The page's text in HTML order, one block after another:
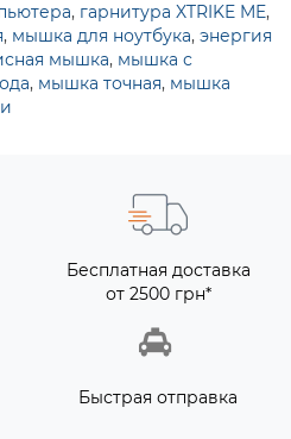
, гарнитура XTRIKE ME,
, мышка для ноутбука, энергия
мышка, мышка с
, мышка точная, мышка
Бесплатная доставка
от 2500 грн*
Быстрая отправка